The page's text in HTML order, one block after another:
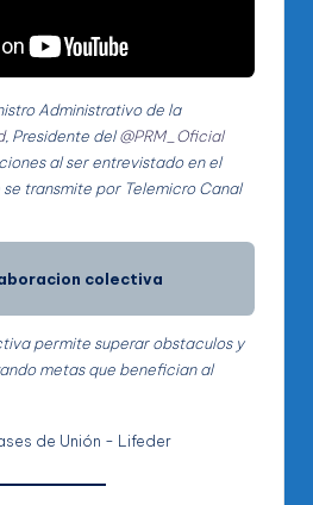
Administrativo de la
, Presidente del@PRM_Oficial
al ser entrevistado en el
transmite por Telemicro Canal
colectiva
permite superar obstaculos y
metas que benefician al